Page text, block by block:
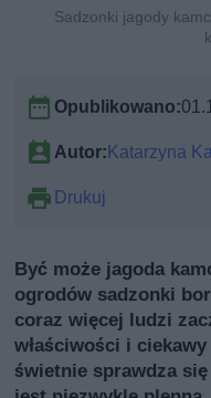
Sadzonki jagody
Opublikowano:
Autor:Katarzyna
Drukuj
Być może jagoda
ogrodów sadzonki
coraz więcej ludzi
właściwości i
świetnie sprawdza